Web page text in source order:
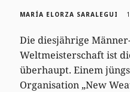
MARÍA ELORZA SARALEGUI
Die diesjährige
Weltmeisterschaft ist
überhaupt. Einem
Organisation „New